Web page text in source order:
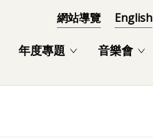
網站導覽 English
年度專題 音樂會